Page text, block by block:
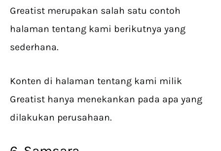
Greatist merupakan salah satu contoh
halaman tentang kami berikutnya yang
sederhana.
Konten di halaman tentang kami milik
Greatist hanya menekankan pada apa yang
dilakukan perusahaan.